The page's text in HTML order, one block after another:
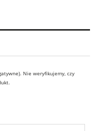
Nie weryfikujemy, czy